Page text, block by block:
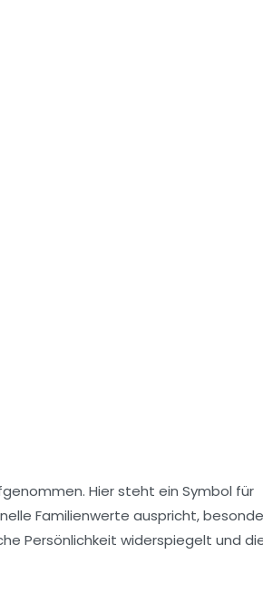
Hier steht ein Symbol für
Familienwerte auspricht,
Persönlichkeit widerspiegelt und